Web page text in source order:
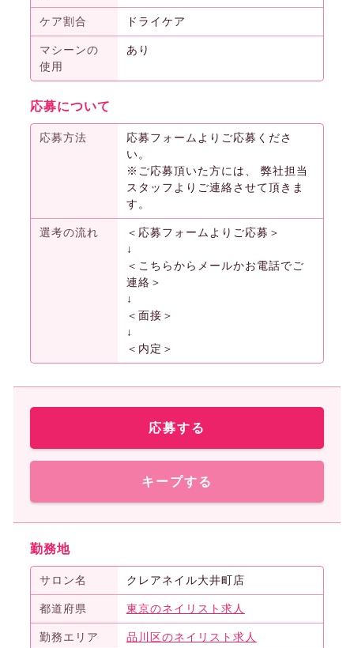
ケア割合 ドライケア
マシーンの
使用
あり
応募について
応募方法
応募フォームよりご応募くださ
い。
※ご応募頂いた方には、 弊社担当
スタッフよりご連絡させて頂きま
す。
選考の流れ
＜応募フォームよりご応募＞
↓
＜こちらからメールかお電話でご
連絡＞
↓
＜面接＞
↓
＜内定＞
応募する
キープする
勤務地
サロン名 クレアネイル大井町店
都道府県 東京のネイリスト求人
勤務エリア 品川区のネイリスト求人